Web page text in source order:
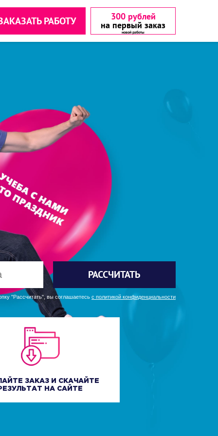
РАБОТУ 300 рублей
на первый заказ
РАССЧИТАТЬ
"Рассчитать", вы соглашаетесь с политикой конфиденциальности
ЗАКАЗ И СКАЧАЙТЕ
НА САЙТЕ
с
с